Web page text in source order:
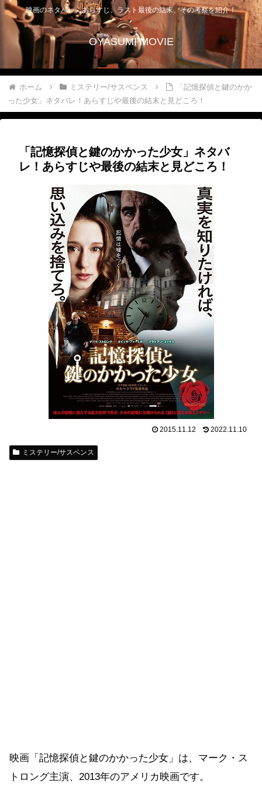
映画のネタバレ、あらすじ、ラスト最後の結末、その考察を紹介！
OYASUMI MOVIE
ホーム ミステリー/サスペンス
「記憶探偵と鍵のかか
った少女」ネタバレ！あらすじや最後の結末と見どころ！
「記憶探偵と鍵のかかった少女」ネタバ
レ！あらすじや最後の結末と見どころ！
2015.11.12 2022.11.10
ミステリー/サスペンス
映画「記憶探偵と鍵のかかった少女」は、マーク・ス
トロング主演、2013年のアメリカ映画です。